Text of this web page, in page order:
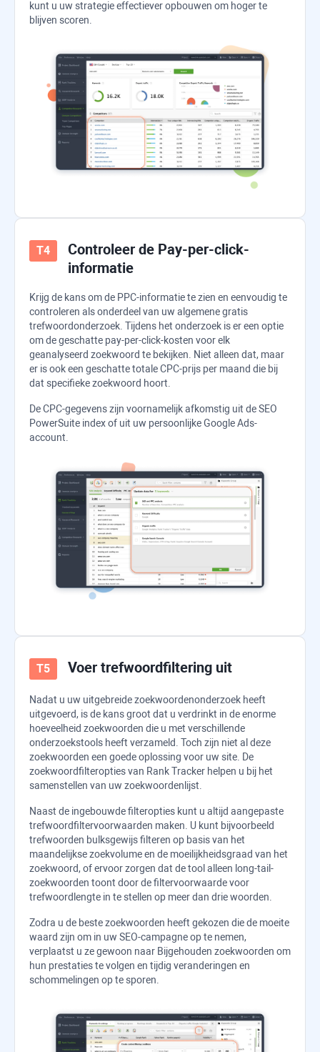
kunt u uw strategie effectiever opbouwen om hoger te
blijven scoren.
Controleer de Pay-per-click-
informatie
Krijg de kans om de PPC-informatie te zien en eenvoudig te
controleren als onderdeel van uw algemene gratis
trefwoordonderzoek. Tijdens het onderzoek is er een optie
om de geschatte pay-per-click-kosten voor elk
geanalyseerd zoekwoord te bekijken. Niet alleen dat, maar
er is ook een geschatte totale CPC-prijs per maand die bij
dat specifieke zoekwoord hoort.
De CPC-gegevens zijn voornamelijk afkomstig uit deSEO
PowerSuite index of uit uw persoonlijke Google Ads-
account.
Voer trefwoordfiltering uit
Nadat u uw uitgebreide zoekwoordenonderzoek heeft
uitgevoerd, is de kans groot dat u verdrinkt in de enorme
hoeveelheid zoekwoorden die u met verschillende
onderzoekstools heeft verzameld. Toch zijn niet al deze
zoekwoorden een goede oplossing voor uw site. De
zoekwoordfilteropties van Rank Tracker helpen u bij het
samenstellen van uw zoekwoordenlijst.
Naast de ingebouwde filteropties kunt u altijd aangepaste
trefwoordfiltervoorwaarden maken. U kunt bijvoorbeeld
trefwoorden bulksgewijs filteren op basis van het
maandelijkse zoekvolume en de moeilijkheidsgraad van het
zoekwoord, of ervoor zorgen dat de tool alleen long-tail-
zoekwoorden toont door de filtervoorwaarde voor
trefwoordlengte in te stellen op meer dan drie woorden.
Zodra u de beste zoekwoorden heeft gekozen die de moeite
waard zijn om in uw SEO-campagne op te nemen,
verplaatst u ze gewoon naar Bijgehouden zoekwoorden om
hun prestaties te volgen en tijdig veranderingen en
schommelingen op te sporen.